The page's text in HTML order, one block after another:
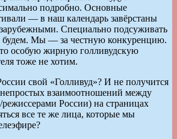
подробно. Основные
— в наш календарь завёрстаны
Специально подсуживать
будем. Мы — за честную конкуренцию.
особую жирную голливудскую
тоже не хотим.
свой «Голливуд»? И не получится
непростых взаимоотношений между
России) на страницах
все те же лица, которые мы